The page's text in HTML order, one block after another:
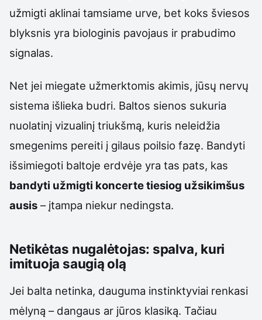
užmigti aklinai tamsiame urve, bet koks šviesos
blyksnis yra biologinis pavojaus ir prabudimo
signalas.
Net jei miegate užmerktomis akimis, jūsų nervų
sistema išlieka budri. Baltos sienos sukuria
nuolatinį vizualinį triukšmą, kuris neleidžia
smegenims pereiti į gilaus poilsio fazę. Bandyti
išsimiegoti baltoje erdvėje yra tas pats, kas
bandyti užmigti koncerte tiesiog užsikimšus
ausis – įtampa niekur nedingsta.
Netikėtas nugalėtojas: spalva, kuri
imituoja saugią olą
Jei balta netinka, dauguma instinktyviai renkasi
mėlyną – dangaus ar jūros klasiką. Tačiau